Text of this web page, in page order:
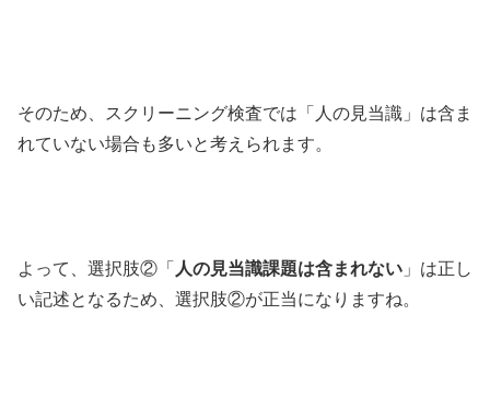
そのため、スクリーニング検査では「人の見当識」は含ま
れていない場合も多いと考えられます。
よって、選択肢②「 人の見当識課題は含まれない 」は正し
い記述となるため、選択肢②が正当になりますね。